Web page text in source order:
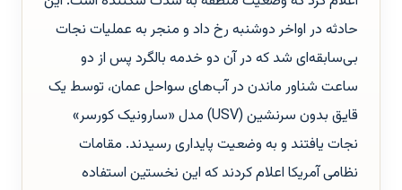
حادثه در اواخر دوشنبه رخ داد و منجر به عملیات نجات
بی‌سابقه‌ای شد که در آن دو خدمه بالگرد پس از دو
ساعت شناور ماندن در آب‌های سواحل عمان، توسط یک
قایق بدون سرنشین (USV) مدل «سارونیک کورسر»
نجات یافتند و به وضعیت پایداری رسیدند. مقامات
نظامی آمریکا اعلام کردند که این نخستین استفاده